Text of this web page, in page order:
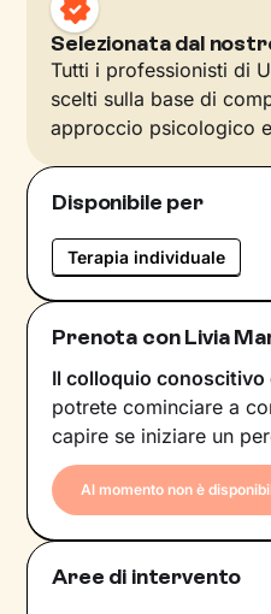
Selezionata dal
Tutti i professionisti di
scelti sulla base di
approccio psicologico
Disponibile per
Terapia individuale
Prenota con Livia
Il colloquio conoscitivo
potrete cominciare a
capire se iniziare un
Al momento non è
Aree di intervento